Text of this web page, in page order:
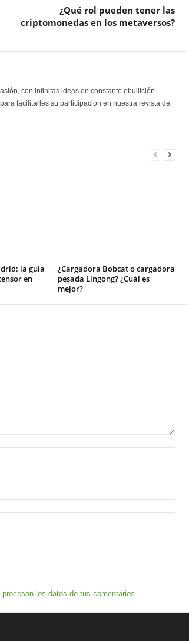
¿Qué rol pueden tener las
criptomonedas en los metaversos?
con infinitas ideas en constante ebullición.
facilitarles su participación en nuestra revista de
la guía
en
¿Cargadora Bobcat o cargadora
pesada Lingong? ¿Cuál es
mejor?
los datos de tus comentarios.